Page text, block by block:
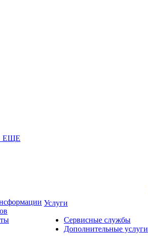
ЕЩЕ
Услуги
Сервисные службы
Дополнительные услуги